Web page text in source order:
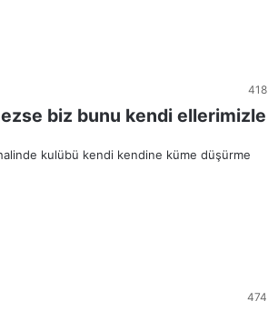
418
biz bunu kendi ellerimizle
halinde kulübü kendi kendine küme düşürme
474